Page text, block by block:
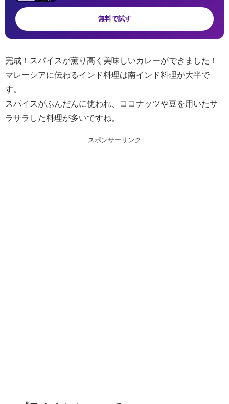
無料で試す
完成！スパイスが薫り高く美味しいカレーができました！
マレーシアに伝わるインド料理は南インド料理が大半で
す。
スパイスがふんだんに使われ、ココナッツや豆を用いたサ
ラサラした料理が多いですね。
スポンサーリンク